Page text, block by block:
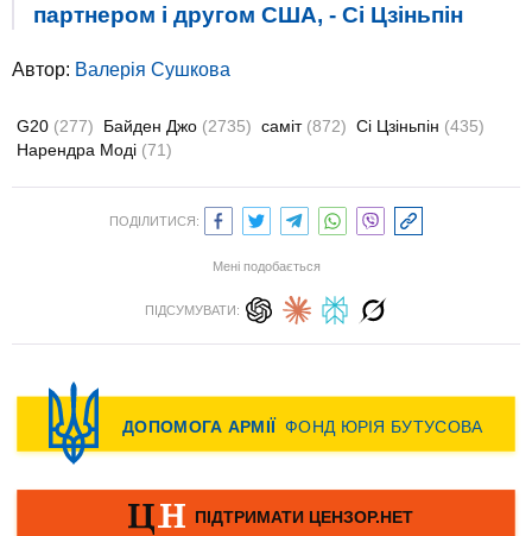
партнером і другом США, - Сі Цзіньпін
Автор: Валерiя Сушкова
G20 (277) Байден Джо (2735) саміт (872) Сі Цзіньпін (435)
Нарендра Моді (71)
ПОДІЛИТИСЯ:
Мені подобається
ПІДСУМУВАТИ: